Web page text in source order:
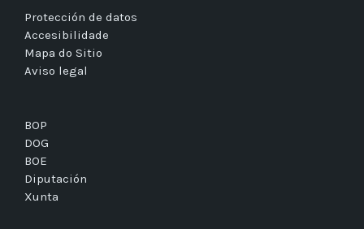
Protección de datos
Accesibilidade
Mapa do Sitio
Aviso legal
BOP
DOG
BOE
Diputación
Xunta